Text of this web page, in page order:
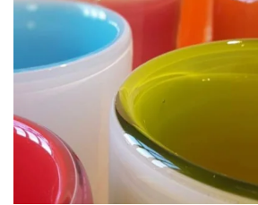
BLÄDDRA I GALLERI